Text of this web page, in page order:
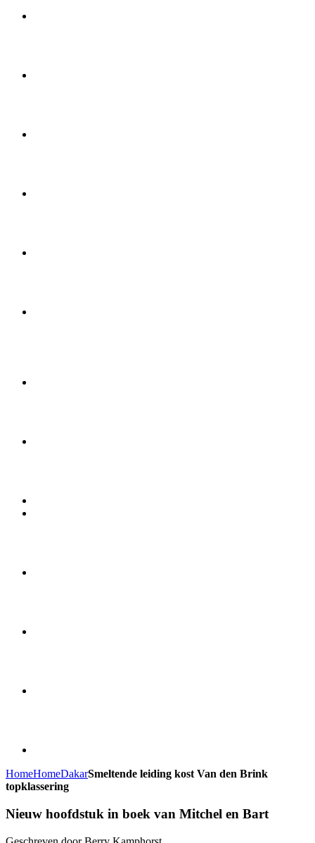
HomeHomeDakarSmeltende leiding kost Van den Brink
topklassering
Nieuw hoofdstuk in boek van Mitchel en Bart